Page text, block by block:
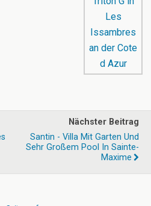
Nächster Beitrag
Santin - Villa Mit Garten Und
Sehr Großem Pool In Sainte-
Maxime